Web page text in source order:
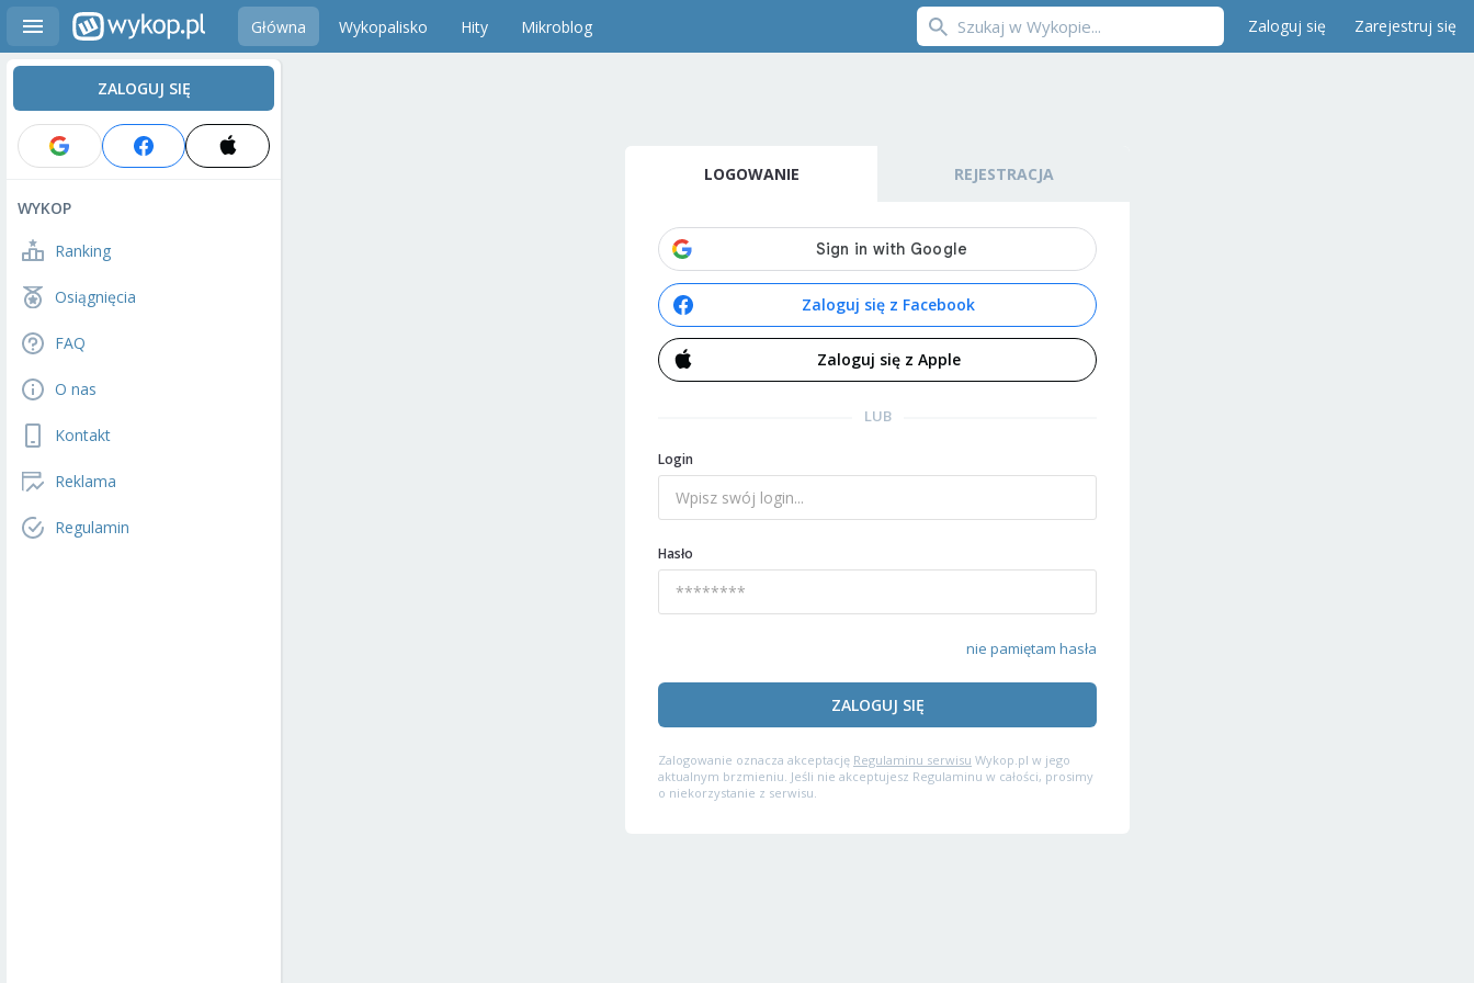
Główna Wykopalisko Hity Mikroblog Zaloguj się Zarejestruj się
ZALOGUJ SIĘ
WYKOP
Ranking
Osiągnięcia
FAQ
O nas
Kontakt
Reklama
Regulamin
LOGOWANIE REJESTRACJA
Zaloguj się z Facebook
Zaloguj się z Apple
LUB
Login
Hasło
nie pamiętam hasła
ZALOGUJ SIĘ
Zalogowanie oznacza akceptację Regulaminu serwisu Wykop.pl w jego
aktualnym brzmieniu. Jeśli nie akceptujesz Regulaminu w całości, prosimy
o niekorzystanie z serwisu.